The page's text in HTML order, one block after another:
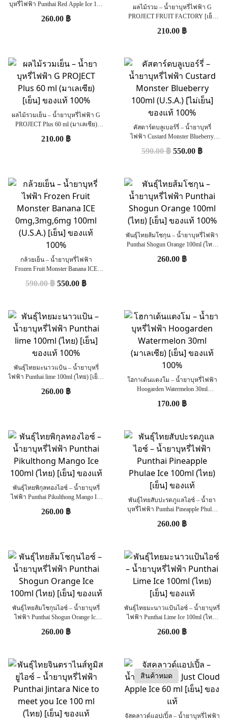
บุหรี่ไฟฟ้า Punthai Red Apple Ice 100
ml (ไทย) [เย็น] ของแท้ 100%
260.00 ฿
ผลไม้รวม – น้ำยาบุหรี่ไฟฟ้า G
PROJECT FRUIT FACTORY [เย็น
บาง] – 60 ml (มาเลเซีย ) ของแท้
100%
210.00 ฿
ผลไม้รวมเย็น – น้ำยาบุหรี่ไฟฟ้า G
PROJECT Plus 60 ml (มาเลเซีย)
[เย็น] ของแท้ 100%
210.00 ฿
คัสตาร์ดบลูเบอร์รี่ – น้ำยาบุหรี่
ไฟฟ้า Custard Monster Blueberry
100ml (U.S.A.) [ไม่เย็น] ของแท้
100%
590.00฿ 550.00 ฿
กล้วยเย็น – น้ำยาบุหรี่ไฟฟ้า
Frozen Fruit Monster Banana ICE
0mg,3mg,6mg 100ml (U.S.A.) [เย็น]
ของแท้ 100%
590.00฿ 550.00 ฿
พันธ์ุไทยส้มโชกุน – น้ำยาบุหรี่ไฟฟ้า
Punthai Shogun Orange 100ml (ไทย)
[เย็น] ของแท้ 100%
260.00 ฿
พันธุ์ไทยมะนาวแป้น – น้ำยาบุหรี่
ไฟฟ้า Punthai lime 100ml (ไทย) [เย็น]
ของแท้ 100%
260.00 ฿
โฮกาเด้นแตงโม – น้ำยาบุหรี่ไฟฟ้า
Hoogarden Watermelon 30ml
(มาเลเซีย) [เย็น] ของแท้ 100%
170.00 ฿
พันธ์ุไทยพิกุลทองไอซ์ – น้ำยาบุหรี่
ไฟฟ้า Punthai Pikulthong Mango Ice
100ml (ไทย) [เย็น] ของแท้
260.00 ฿
พันธ์ุไทยสับปะรดภูแลไอซ์ – น้ำยา
บุหรี่ไฟฟ้า Punthai Pineapple Phulae
Ice 100ml (ไทย) [เย็น] ของแท้
260.00 ฿
พันธ์ุไทยส้มโชกุนไอซ์ – น้ำยาบุหรี่
ไฟฟ้า Punthai Shogun Orange Ice
100ml (ไทย) [เย็น] ของแท้
260.00 ฿
พันธ์ุไทยมะนาวแป้นไอซ์ – น้ำยาบุหรี่
ไฟฟ้า Punthai Lime Ice 100ml (ไทย)
[เย็น] ของแท้
260.00 ฿
สินค้าหมด
จัสคลาวด์แอปเปิ้ล – น้ำยาบุหรี่ไฟฟ้า